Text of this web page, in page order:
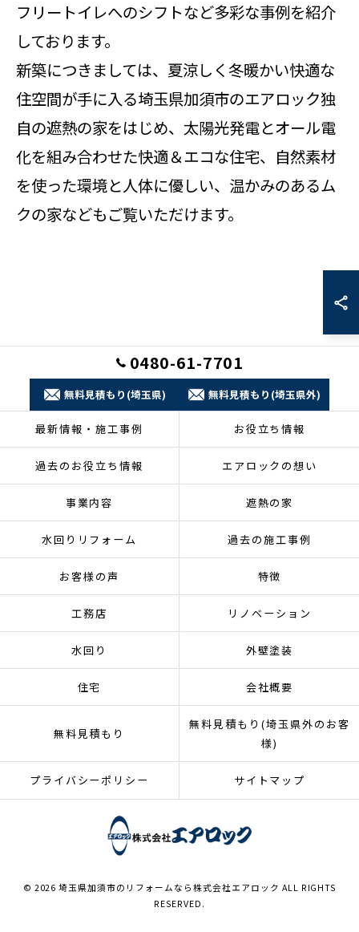
フリートイレへのシフトなど多彩な事例を紹介
しております。
新築につきましては、夏涼しく冬暖かい快適な
住空間が手に入る埼玉県加須市のエアロック独
自の遮熱の家をはじめ、太陽光発電とオール電
化を組み合わせた快適＆エコな住宅、自然素材
を使った環境と人体に優しい、温かみのあるム
クの家などもご覧いただけます。
0480-61-7701
無料見積もり(埼玉県) 無料見積もり(埼玉県外)
最新情報・施工事例 お役立ち情報
過去のお役立ち情報 エアロックの想い
事業内容 遮熱の家
水回りリフォーム 過去の施工事例
お客様の声 特徴
工務店 リノベーション
水回り 外壁塗装
住宅 会社概要
無料見積もり
無料見積もり(埼玉県外のお客
様)
プライバシーポリシー サイトマップ
© 2026 埼玉県加須市のリフォームなら株式会社エアロック ALL RIGHTS
RESERVED.